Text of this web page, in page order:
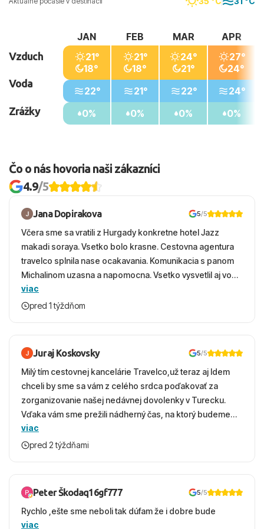
Vzduch
Voda
Zrážky
JAN
21°
18°
22°
0%
FEB
21°
18°
21°
0%
MAR
24°
21°
22°
0%
APR
27°
24°
24°
0%
Čo o nás hovoria naši zákazníci
4.9/5
Jana Dopirakova 5/5
Včera sme sa vratili z Hurgady konkretne hotel Jazz
makadi soraya. Vsetko bolo krasne. Cestovna agentura
travelco splnila nase ocakavania. Komunikacia s panom
Michalinom uzasna a napomocna. Vsetko vysvetlil aj vo
vecernych hodinach zaco sa ospravedlnujem. Hotel
krasny, cisty. Sluzby top. Strava, prostredie, more,
viac
pred 1 týždňom
Juraj Koskovsky 5/5
Milý tím cestovnej kancelárie Travelco,už teraz aj Idem
chceli by sme sa vám z celého srdca poďakovať za
zorganizovanie našej nedávnej dovolenky v Turecku.
Vďaka vám sme prežili nádherný čas, na ktorý budeme
ešte dlho s úsmevom spomínať. ​Všetko prebehlo
absolútne hladko – od prvotného výberu zájazdu, cez
bola to trefa do čierneho! ​Čo nás dostalo najviac: ​Skvelé
služby a personál: Vždy usmievaví, ochotní a starostliví
ľudia. ​Gastro zážitok: Výborné, pestré a čerstvé jedlo
viac
pred 2 týždňami
Peter Škodaq16gf777 5/5
Rychlo ,ešte sme neboli tak dúfam že i dobre bude
viac